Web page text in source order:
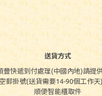
送貨方式
豐快遞到付處理(中國內地)請提
郵掛號(送貨需要14-90個工作
順便智能櫃取件